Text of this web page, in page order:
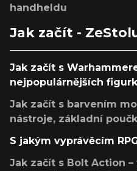
handheldu
Jak začít -
Jak začít s
nejpopulárnějších
Jak začít s barvením
nástroje, základní
S jakým vyprávěcím
Jak začít s Bolt Action